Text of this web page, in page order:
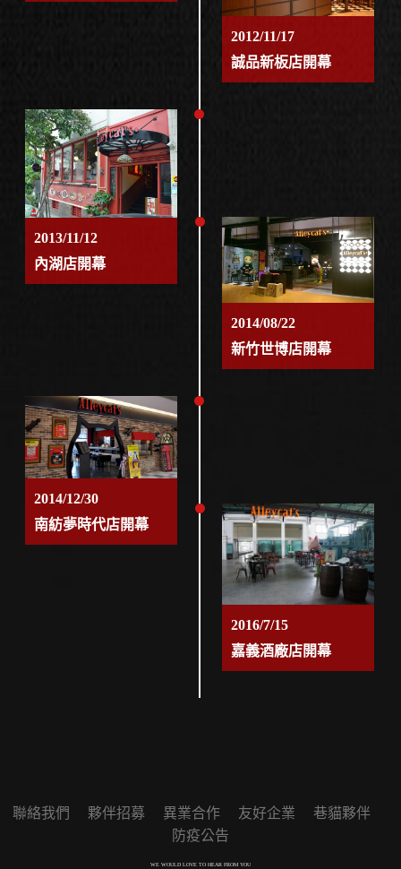
2012/11/17
誠品新板店開幕
2013/11/12
內湖店開幕
2014/08/22
新竹世博店開幕
2014/12/30
南紡夢時代店開幕
2016/7/15
嘉義酒廠店開幕
聯絡我們 夥伴招募 異業合作 友好企業
巷貓夥伴
防疫公告
WE WOULD LOVE TO HEAR FROM YOU